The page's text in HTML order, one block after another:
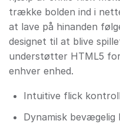
trække bolden ind i
at lave på hinanden
designet til at blive
understøtter HTML5
enhver enhed.
Intuitive flick
Dynamisk